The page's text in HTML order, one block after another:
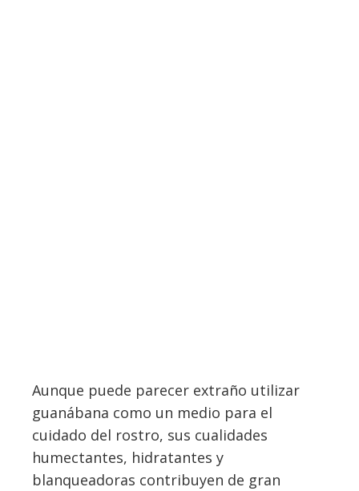
Aunque puede parecer extraño utilizar
guanábana como un medio para el
cuidado del rostro, sus cualidades
humectantes, hidratantes y
blanqueadoras contribuyen de gran